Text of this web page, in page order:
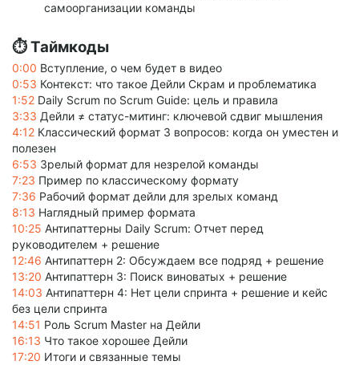
самоорганизации команды
⏱ Таймкоды
0:00 Вступление, о чем будет в видео
0:53 Контекст: что такое Дейли Скрам и проблематика
1:52 Daily Scrum по Scrum Guide: цель и правила
3:33 Дейли ≠ статус-митинг: ключевой сдвиг мышления
4:12 Классический формат 3 вопросов: когда он уместен и
полезен
6:53 Зрелый формат для незрелой команды
7:23 Пример по классическому формату
7:36 Рабочий формат дейли для зрелых команд
8:13 Наглядный пример формата
10:25 Антипаттерны Daily Scrum: Отчет перед
руководителем + решение
12:46 Антипаттерн 2: Обсуждаем все подряд + решение
13:20 Антипаттерн 3: Поиск виноватых + решение
14:03 Антипаттерн 4: Нет цели спринта + решение и кейс
без цели спринта
14:51 Роль Scrum Master на Дейли
16:13 Что такое хорошее Дейли
17:20 Итоги и связанные темы